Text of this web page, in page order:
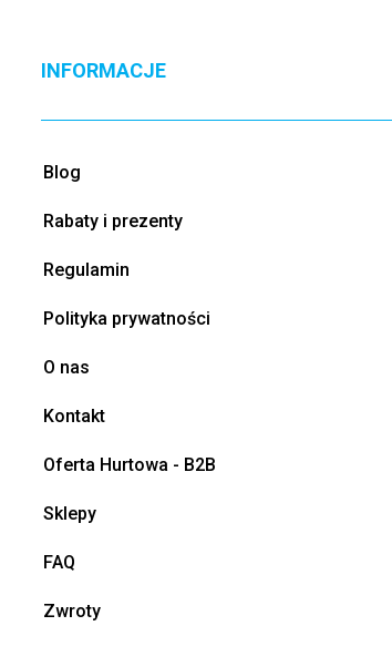
INFORMACJE
Blog
Rabaty i prezenty
Regulamin
Polityka prywatności
O nas
Kontakt
Oferta Hurtowa - B2B
Sklepy
FAQ
Zwroty